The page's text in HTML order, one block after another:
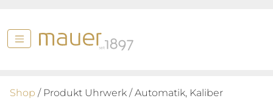
Shop / Produkt Uhrwerk / Automatik, Kaliber